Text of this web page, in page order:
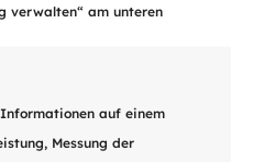
verwalten“ am unteren
auf einem
Messung der